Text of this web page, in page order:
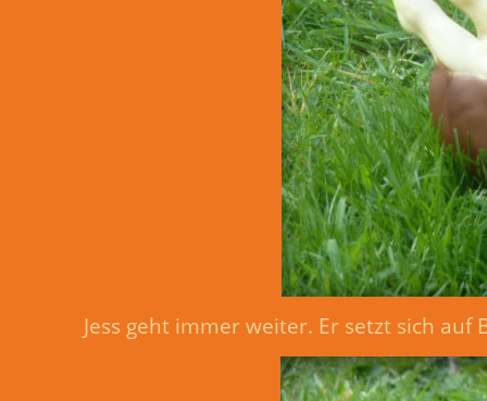
Jess geht immer weiter. Er setzt sich